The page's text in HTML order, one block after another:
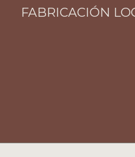
FABRICACIÓN LOCAL